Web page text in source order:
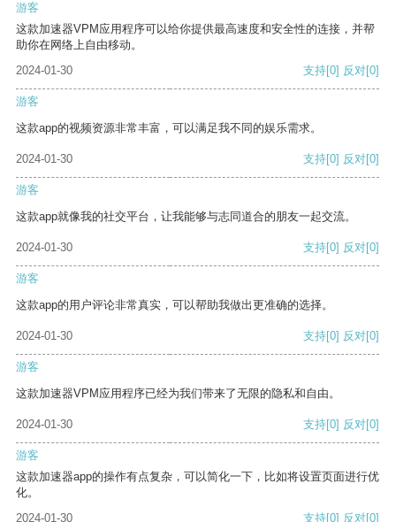
游客
这款加速器VPM应用程序可以给你提供最高速度和安全性的连接，并帮
助你在网络上自由移动。
2024-01-30
支持[0] 反对[0]
游客
这款app的视频资源非常丰富，可以满足我不同的娱乐需求。
2024-01-30 支持[0] 反对[0]
游客
这款app就像我的社交平台，让我能够与志同道合的朋友一起交流。
2024-01-30 支持[0] 反对[0]
游客
这款app的用户评论非常真实，可以帮助我做出更准确的选择。
2024-01-30 支持[0] 反对[0]
游客
这款加速器VPM应用程序已经为我们带来了无限的隐私和自由。
2024-01-30 支持[0] 反对[0]
游客
这款加速器app的操作有点复杂，可以简化一下，比如将设置页面进行优
化。
2024-01-30
支持[0] 反对[0]